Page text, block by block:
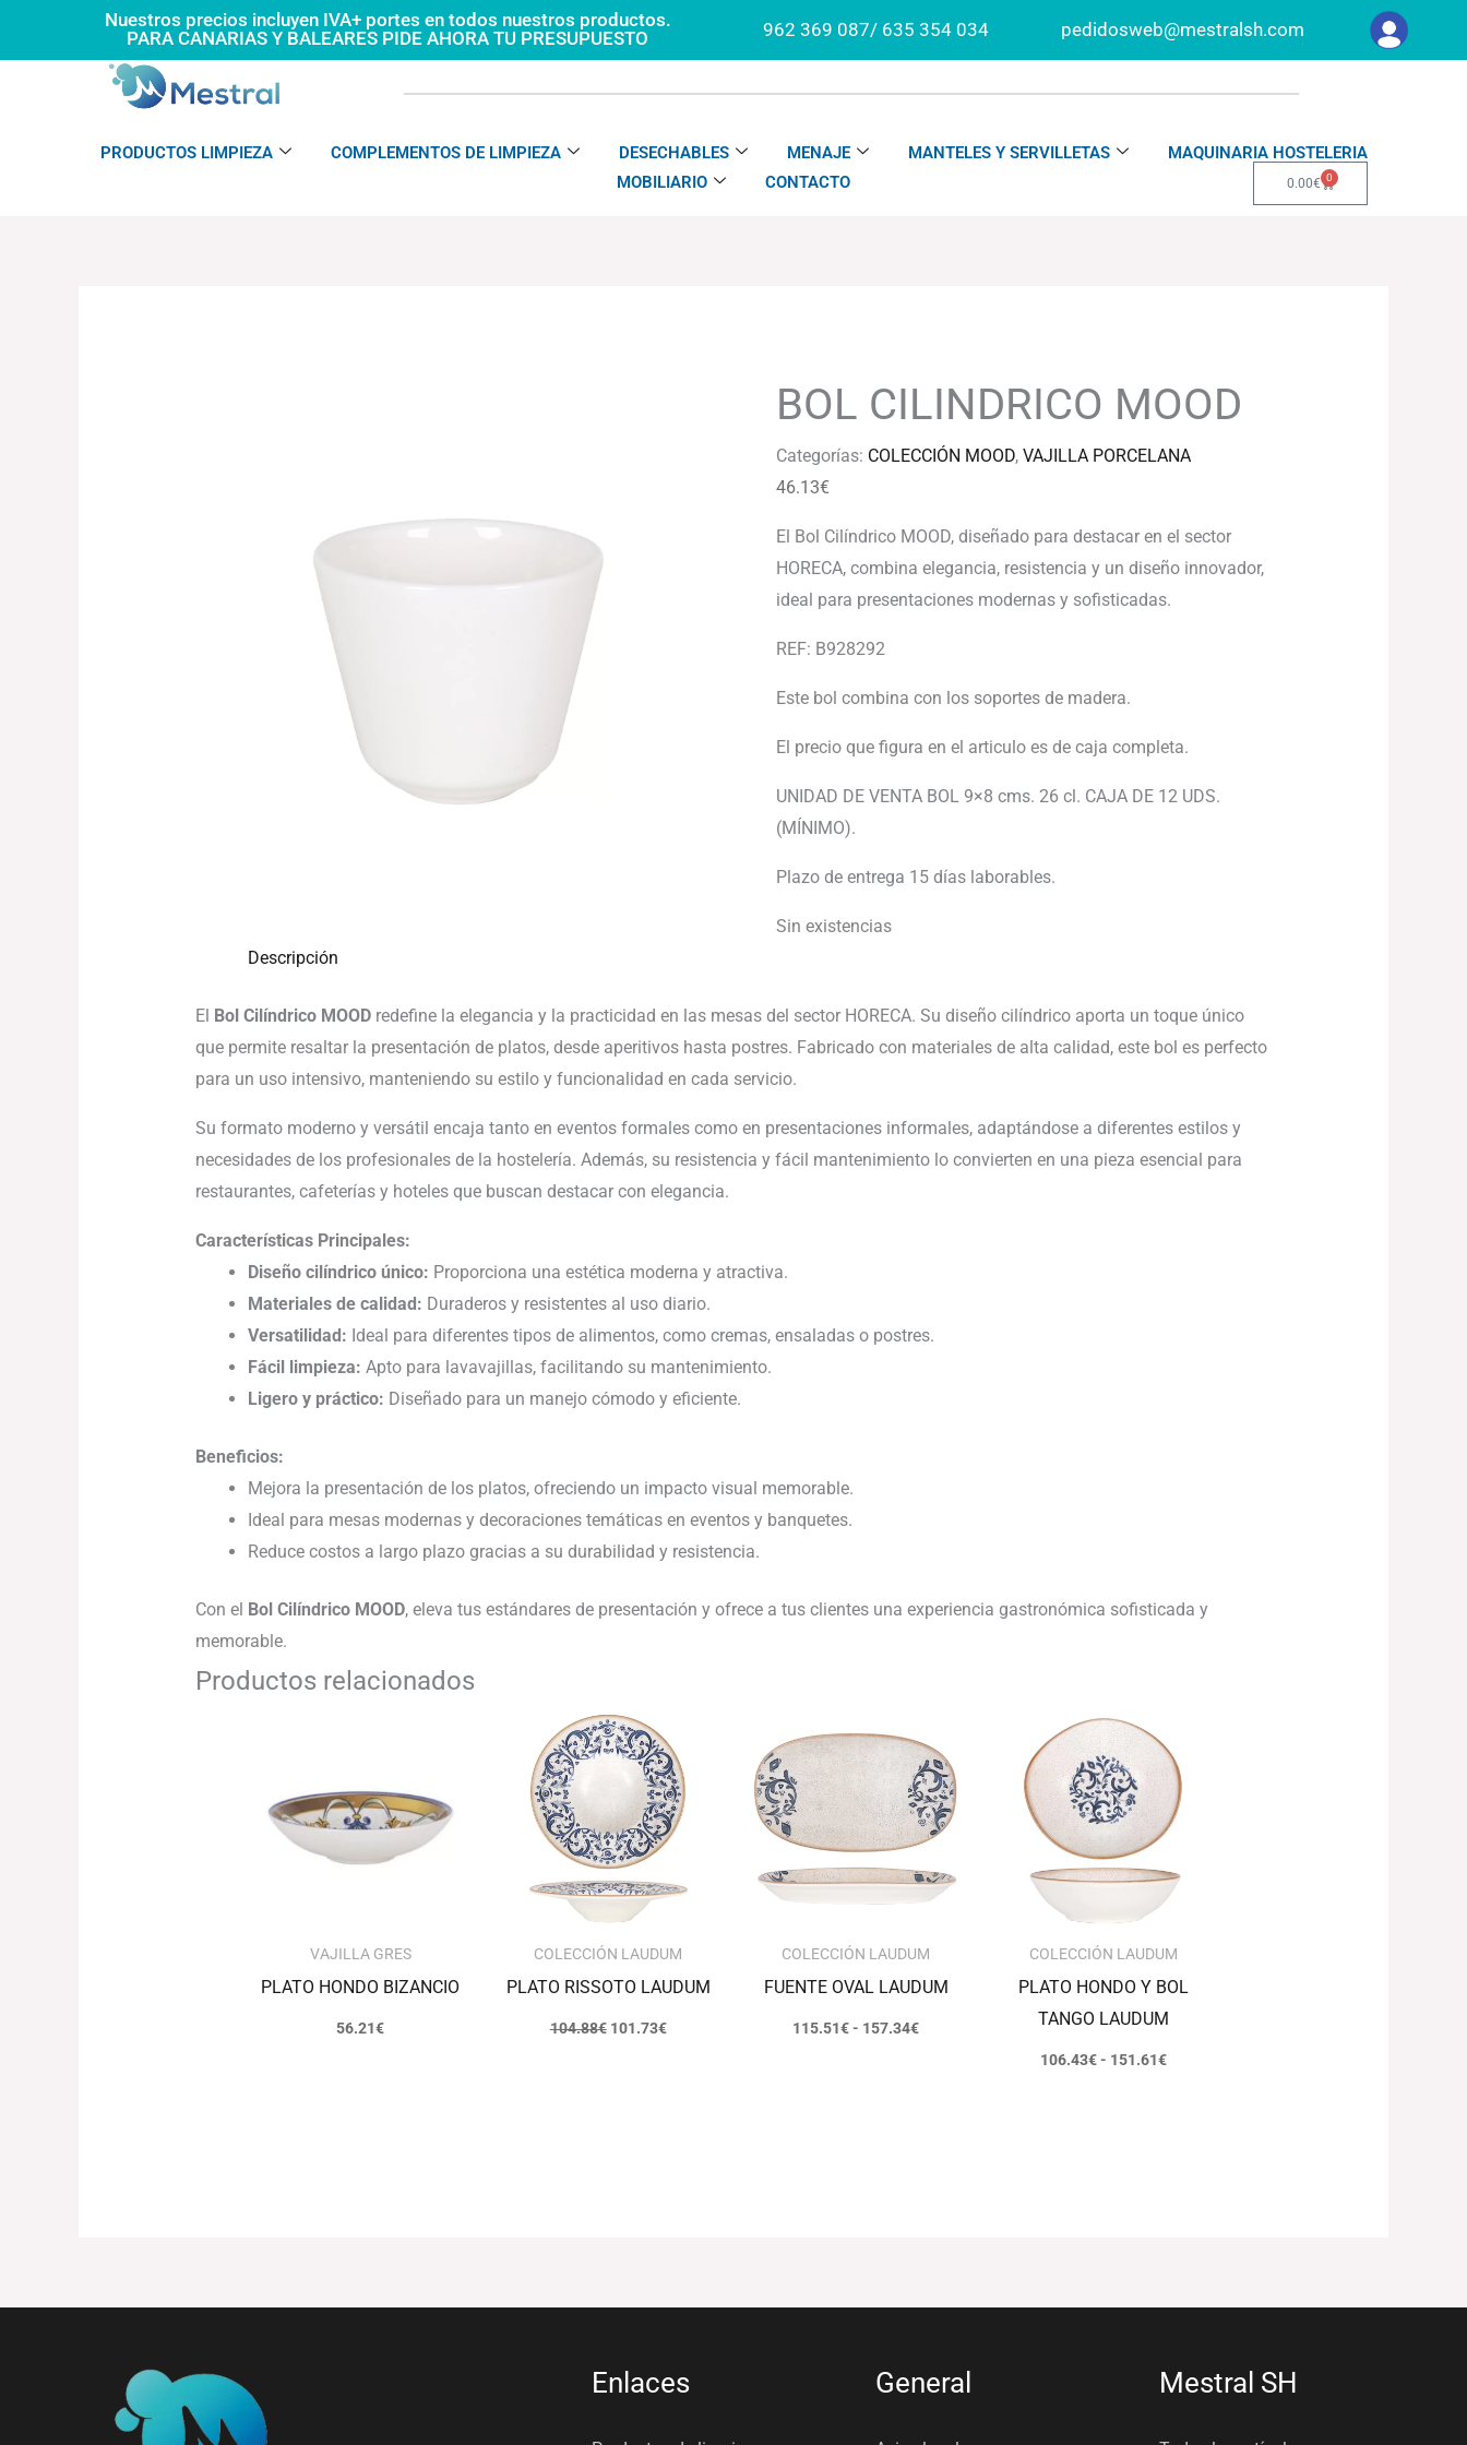
Nuestros precios incluyen IVA+ portes en todos nuestros productos.
PARA CANARIAS Y BALEARES PIDE AHORA TU PRESUPUESTO
962 369 087/ 635 354 034 pedidosweb@mestralsh.com
PRODUCTOS LIMPIEZA COMPLEMENTOS DE LIMPIEZA DESECHABLES MENAJE MANTELES Y SERVILLETAS
MAQUINARIA HOSTELERIA
MOBILIARIO
CONTACTO 0.00€ 0
Carrito
BOL CILINDRICO MOOD
Categorías: COLECCIÓN MOOD,VAJILLA PORCELANA
46.13€
El Bol Cilíndrico MOOD, diseñado para destacar en el sector
HORECA, combina elegancia, resistencia y un diseño innovador,
ideal para presentaciones modernas y sofisticadas.
REF: B928292
Este bol combina con los soportes de madera.
El precio que figura en el articulo es de caja completa.
UNIDAD DE VENTA BOL 9×8 cms. 26 cl. CAJA DE 12 UDS.
(MÍNIMO).
Plazo de entrega 15 días laborables.
Sin existencias
Descripción
El Bol Cilíndrico MOODredefine la elegancia y la practicidad en las mesas del sector HORECA. Su diseño cilíndrico aporta un toque único
que permite resaltar la presentación de platos, desde aperitivos hasta postres. Fabricado con materiales de alta calidad, este bol es perfecto
para un uso intensivo, manteniendo su estilo y funcionalidad en cada servicio.
Su formato moderno y versátil encaja tanto en eventos formales como en presentaciones informales, adaptándose a diferentes estilos y
necesidades de los profesionales de la hostelería. Además, su resistencia y fácil mantenimiento lo convierten en una pieza esencial para
restaurantes, cafeterías y hoteles que buscan destacar con elegancia.
Características Principales:
Diseño cilíndrico único: Proporciona una estética moderna y atractiva.
Materiales de calidad: Duraderos y resistentes al uso diario.
Versatilidad: Ideal para diferentes tipos de alimentos, como cremas, ensaladas o postres.
Fácil limpieza: Apto para lavavajillas, facilitando su mantenimiento.
Ligero y práctico: Diseñado para un manejo cómodo y eficiente.
Beneficios:
Mejora la presentación de los platos, ofreciendo un impacto visual memorable.
Ideal para mesas modernas y decoraciones temáticas en eventos y banquetes.
Reduce costos a largo plazo gracias a su durabilidad y resistencia.
Con el Bol Cilíndrico MOOD, eleva tus estándares de presentación y ofrece a tus clientes una experiencia gastronómica sofisticada y
memorable.
Productos relacionados
VAJILLA GRES
PLATO HONDO BIZANCIO
56.21€
COLECCIÓN LAUDUM
PLATO RISSOTO LAUDUM
104.88€
El
precio
original
104.88€.
101.73€
actual
es:
101.73€.
COLECCIÓN LAUDUM
FUENTE OVAL LAUDUM
115.51€- 157.34€
precios:
desde
115.51€
hasta
157.34€
COLECCIÓN LAUDUM
PLATO HONDO Y BOL
TANGO LAUDUM
106.43€- 151.61€
precios:
desde
106.43€
hasta
151.61€
Enlaces General Mestral SH